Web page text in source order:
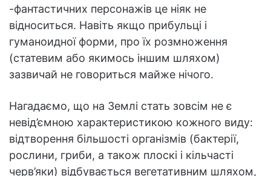
-фантастичних персонажів це ніяк не
відноситься. Навіть якщо прибульці і
гуманоидної форми, про їх розмноження
(статевим або якимось іншим шляхом)
зазвичай не говориться майже нічого.
Нагадаємо, що на Землі стать зовсім не є
невід’ємною характеристикою кожного виду:
відтворення більшості організмів (бактерії,
рослини, гриби, а також плоскі і кільчасті
черв’яки) відбувається вегетативним шляхом,